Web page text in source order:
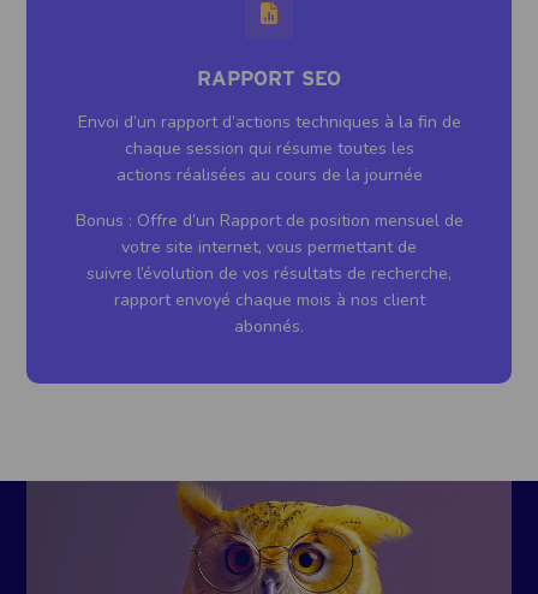
RAPPORT SEO
Envoi d’un rapport d’actions techniques à la fin de
chaque session qui résume toutes les
actions réalisées au cours de la journée
Bonus : Offre d’un Rapport de position mensuel de
votre site internet, vous permettant de
suivre l’évolution de vos résultats de recherche,
rapport envoyé chaque mois à nos client
abonnés.